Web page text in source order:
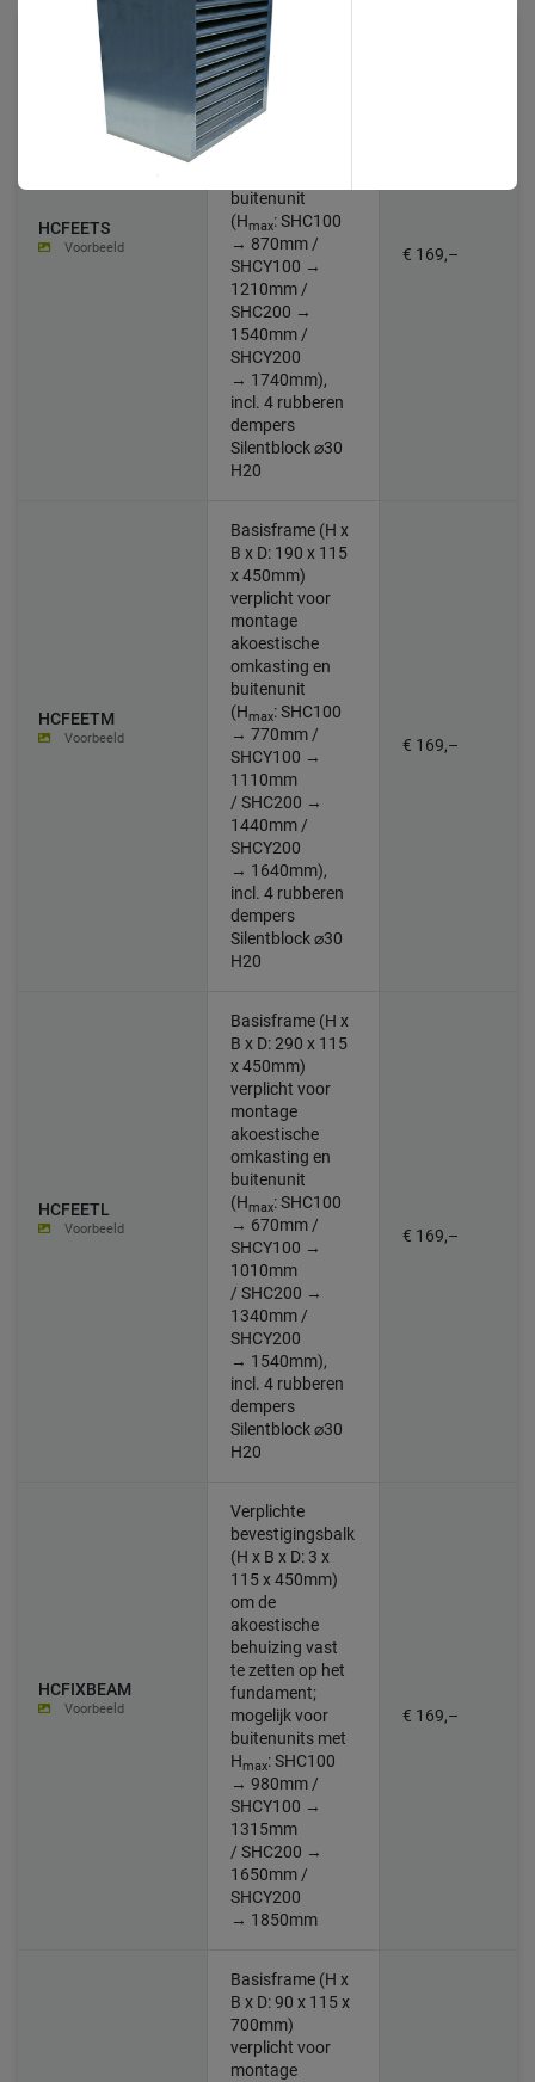
HCFEETS
Voorbeeld
Basisframe (H x
B x D: 90 x 115 x
450mm)
verplicht voor
montage
buitenunit
(Hmax:SHC100
→ 870mm /
SHCY100 →
1210mm /
SHC200 →
1540mm /
SHCY200
→ 1740mm),
incl. 4 rubberen
dempers
Silentblock ⌀30
H20
€ 169,–
HCFEETM
Voorbeeld
Basisframe (H x
B x D: 190 x 115
x 450mm)
verplicht voor
montage
akoestische
omkasting en
buitenunit
(Hmax:SHC100
→ 770mm /
SHCY100 →
1110mm
/ SHC200 →
1440mm /
SHCY200
→ 1640mm),
incl. 4 rubberen
dempers
Silentblock ⌀30
H20
€ 169,–
HCFEETL
Voorbeeld
Basisframe (H x
B x D: 290 x 115
x 450mm)
verplicht voor
montage
akoestische
omkasting en
buitenunit
(Hmax:SHC100
→ 670mm /
SHCY100 →
1010mm
/ SHC200 →
1340mm /
SHCY200
→ 1540mm),
incl. 4 rubberen
dempers
Silentblock ⌀30
H20
€ 169,–
HCFIXBEAM
Voorbeeld
Verplichte
bevestigingsbalk
(H x B x D: 3 x
115 x 450mm)
om de
akoestische
behuizing vast
te zetten op het
fundament;
mogelijk voor
buitenunits met
Hmax:SHC100
→ 980mm /
SHCY100 →
1315mm
/ SHC200 →
1650mm /
SHCY200
→ 1850mm
€ 169,–
Basisframe (H x
B x D: 90 x 115 x
700mm)
verplicht voor
montage